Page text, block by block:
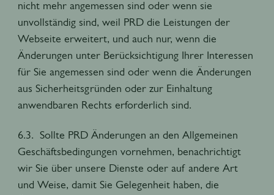
nicht mehr angemessen sind oder wenn sie
unvollständig sind, weil PRD die Leistungen der
Webseite erweitert, und auch nur, wenn die
Änderungen unter Berücksichtigung Ihrer Interessen
für Sie angemessen sind oder wenn die Änderungen
aus Sicherheitsgründen oder zur Einhaltung
anwendbaren Rechts erforderlich sind.
6.3. Sollte PRD Änderungen an den Allgemeinen
Geschäftsbedingungen vornehmen, benachrichtigt
wir Sie über unsere Dienste oder auf andere Art
und Weise, damit Sie Gelegenheit haben, die